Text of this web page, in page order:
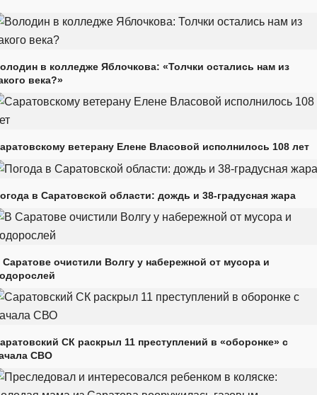
в колледже Яблочкова: «Толчки остались нам из
века?»
ветерану Елене Власовой исполнилось 108 лет
в Саратовской области: дождь и 38-градусная жара
Саратове очистили Волгу у набережной от мусора и
СК раскрыл 11 преступлений в «оборонке» с
СВО